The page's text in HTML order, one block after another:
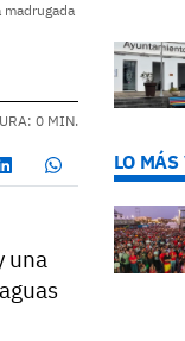
madrugada
0 MIN.
una
LO